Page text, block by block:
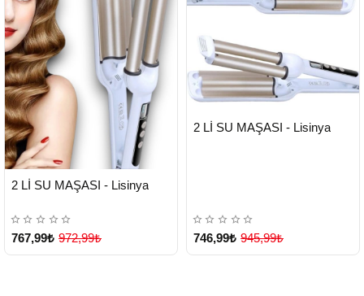
TESLİMAT
2 Lİ SU MAŞASI - Lisinya
767,99₺ 972,99₺
TESLİMAT
2 Lİ SU MAŞASI - Lisinya
746,99₺ 945,99₺